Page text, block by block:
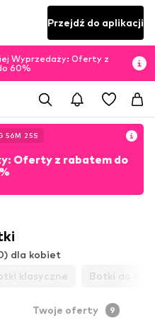
Przejdź do aplikacji
Wyprzedaży: Oferty z
60%
56M 24S
Oferty z rabatem do
dla kobiet
klasyczne Botki do
Twoje oferty 9